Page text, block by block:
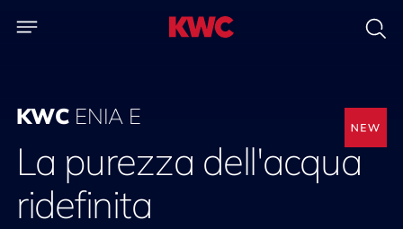
KWC ENIA E
La purezza dell'acqua
ridefinita